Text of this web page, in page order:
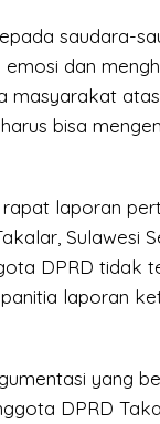
saudara-
dan
masyarakat
bisa
laporan
Sulawesi
DPRD tidak
laporan
yang
DPRD